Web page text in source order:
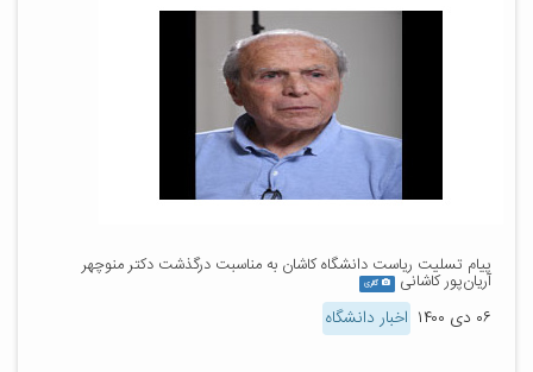
پیام تسلیت ریاست دانشگاه کاشان به مناسبت درگذشت دکتر منوچهر
آریان‌پور کاشانی گالری
۰۶ دی ۱۴۰۰ اخبار دانشگاه